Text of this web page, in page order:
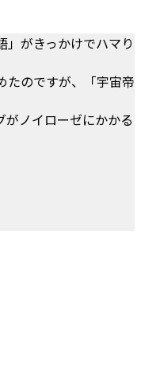
がきっかけでハマり
たのですが、「宇宙帝
がノイローゼにかかる